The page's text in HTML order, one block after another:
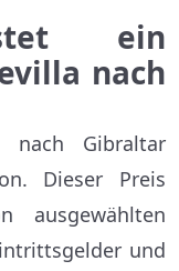
ein
nach
nach Gibraltar
Dieser Preis
ausgewählten
und